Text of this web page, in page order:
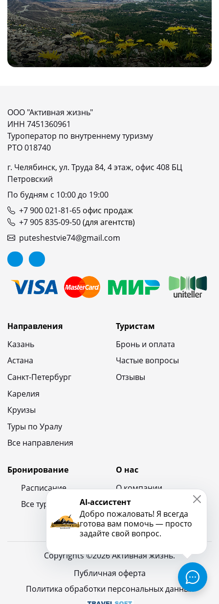
ООО "Активная жизнь"
ИНН 7451360961
Туроператор по внутреннему туризму
РТО 018740
г. Челябинск, ул. Труда 84, 4 этаж, офис 408 БЦ
Петровский
По будням с 10:00 до 19:00
+7 900 021-81-65 офис продаж
+7 905 835-09-50(для агентств)
puteshestvie74@gmail.com
Направления
Казань
Астана
Санкт-Петербург
Карелия
Круизы
Туры по Уралу
Все направления
Туристам
Бронь и оплата
Частые вопросы
Отзывы
Бронирование
Расписание
Все туры
О нас
О компании
Контакты
Новости и блог
Copyrights ©2026 Активная жизнь.
Публичная оферта
Политика обработки персональных данных
AI-ассистент
Добро пожаловать! Я всегда
готова вам помочь — просто
задайте свой вопрос.